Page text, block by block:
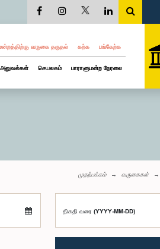
வருகை தருதல் கற்க பங்கேற்க
அலுவல்கள் செயலகம் பாராளுமன்ற நேரலை
முதற்பக்கம் வருகைகள்
திகதி வரை (YYYY-MM-DD)